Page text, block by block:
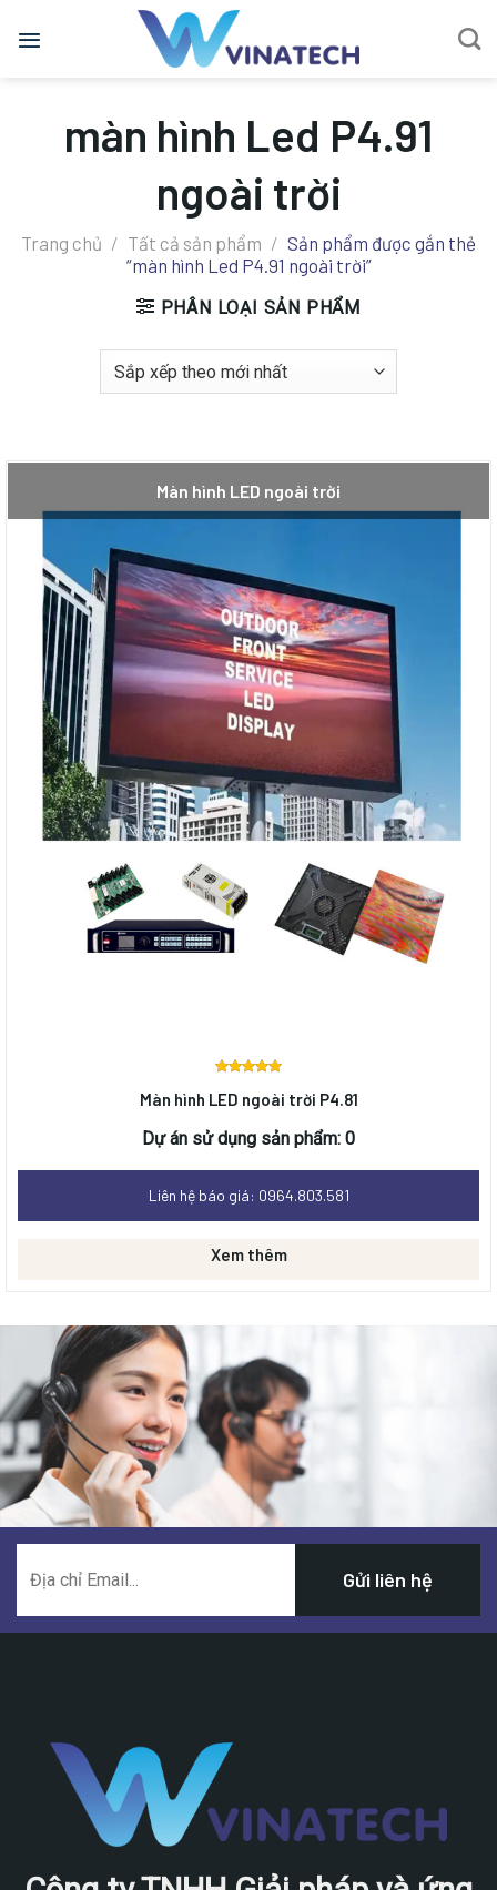
qua
màn hình Led P4.91
ngoài trời
Trang chủ / Tất cả sản phẩm / Sản phẩm được gắn thẻ
“màn hình Led P4.91 ngoài trời”
PHÂN LOẠI SẢN PHẨM
Màn hình LED ngoài trời
Được
xếp
hạng
5 sao
Màn hình LED ngoài trời P4.81
Dự án sử dụng sản phẩm: 0
Liên hệ báo giá: 0964.803.581
Xem thêm